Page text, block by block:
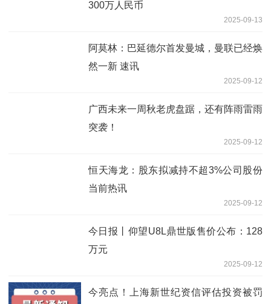
300万人民币
2025-09-13
阿莫林：巴延德尔首发曼城，曼联已经焕
然一新 速讯
2025-09-12
广西未来一周秋老虎盘踞，还有阵雨雷雨
突袭！
2025-09-12
恒天海龙：股东拟减持不超3%公司股份
当前热讯
2025-09-12
今日报丨仰望U8L鼎世版售价公布：128
万元
2025-09-12
今亮点！上海新世纪资信评估投资被罚